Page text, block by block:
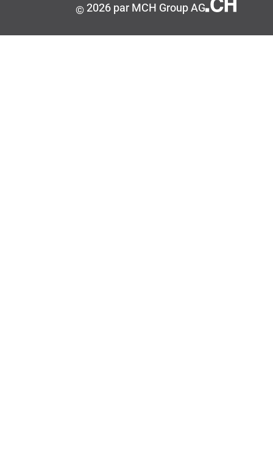
©2026 par MCH Group AG